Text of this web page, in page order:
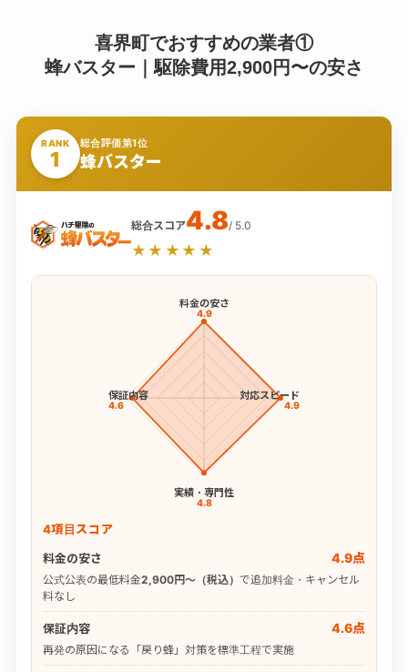
喜界町でおすすめの業者①
蜂バスター｜駆除費用2,900円〜の安さ
RANK
1
総合評価第1位
蜂バスター
総合スコア4.8/ 5.0
★★★★★
料金の安さ
4.9
対応スピード
4.9
実績・専門性
4.8
保証内容
4.6
4項目スコア
料金の安さ
4.9点
公式公表の最低料金2,900円〜（税込） で追加料金・キャンセル
料なし
保証内容 4.6点
再発の原因になる「戻り蜂」対策を標準工程で実施